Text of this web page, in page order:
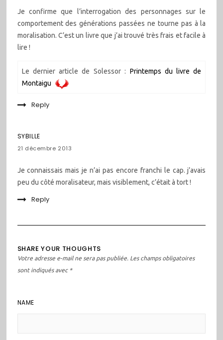
Je confirme que l’interrogation des personnages sur le
comportement des générations passées ne tourne pas à la
moralisation. C’est un livre que j’ai trouvé très frais et facile à
lire !
Le dernier article de Solessor : Printemps du livre de
Montaigu
Reply
SYBILLE
21 décembre 2013
Je connaissais mais je n’ai pas encore franchi le cap. j’avais
peu du côté moralisateur, mais visiblement, c’était à tort !
Reply
SHARE YOUR THOUGHTS
Votre adresse e-mail ne sera pas publiée. Les champs obligatoires
sont indiqués avec *
NAME